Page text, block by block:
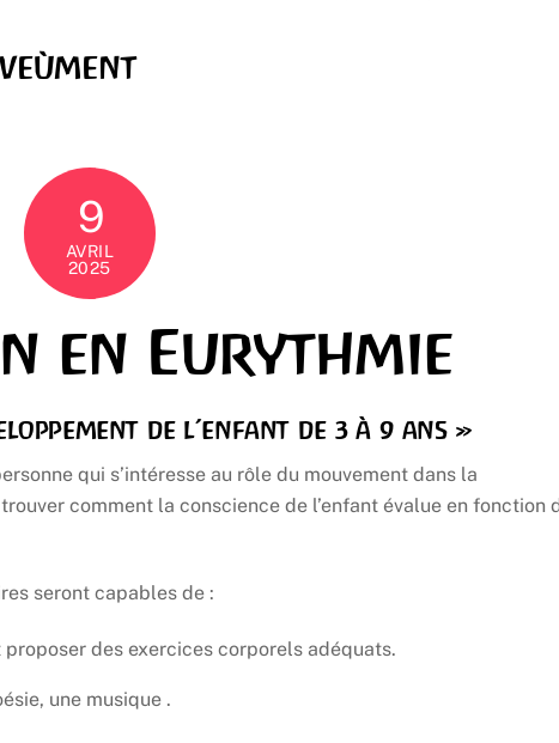
9
AVRIL
2025
en Eurythmie
de l’enfant de 3 à 9 ans »
qui s’intéresse au rôle du mouvement dans la
comment la conscience de l’enfant évalue en fonction
seront capables de :
des exercices corporels adéquats.
une musique .